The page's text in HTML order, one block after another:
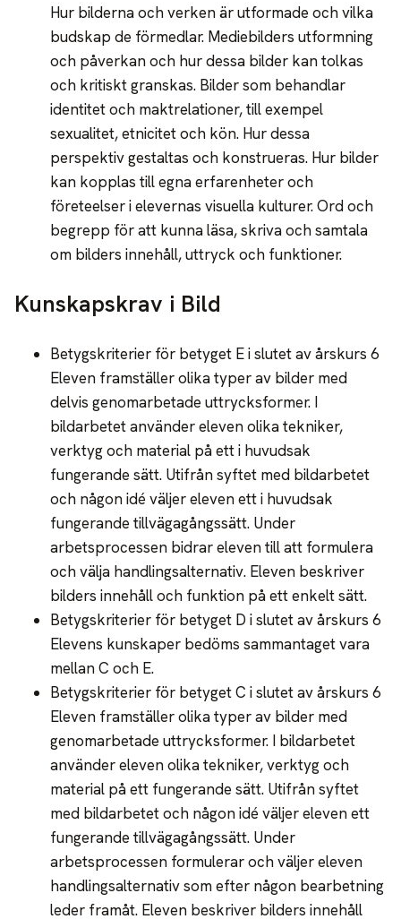
Hur bilderna och verken är utformade och vilka
budskap de förmedlar. Mediebilders utformning
och påverkan och hur dessa bilder kan tolkas
och kritiskt granskas. Bilder som behandlar
identitet och maktrelationer, till exempel
sexualitet, etnicitet och kön. Hur dessa
perspektiv gestaltas och konstrueras. Hur bilder
kan kopplas till egna erfarenheter och
företeelser i elevernas visuella kulturer. Ord och
begrepp för att kunna läsa, skriva och samtala
om bilders innehåll, uttryck och funktioner.
Kunskapskrav i Bild
Betygskriterier för betyget E i slutet av årskurs 6
Eleven framställer olika typer av bilder med
delvis genomarbetade uttrycksformer. I
bildarbetet använder eleven olika tekniker,
verktyg och material på ett i huvudsak
fungerande sätt. Utifrån syftet med bildarbetet
och någon idé väljer eleven ett i huvudsak
fungerande tillvägagångssätt. Under
arbetsprocessen bidrar eleven till att formulera
och välja handlingsalternativ. Eleven beskriver
bilders innehåll och funktion på ett enkelt sätt.
Betygskriterier för betyget D i slutet av årskurs 6
Elevens kunskaper bedöms sammantaget vara
mellan C och E.
Betygskriterier för betyget C i slutet av årskurs 6
Eleven framställer olika typer av bilder med
genomarbetade uttrycksformer. I bildarbetet
använder eleven olika tekniker, verktyg och
material på ett fungerande sätt. Utifrån syftet
med bildarbetet och någon idé väljer eleven ett
fungerande tillvägagångssätt. Under
arbetsprocessen formulerar och väljer eleven
handlingsalternativ som efter någon bearbetning
leder framåt. Eleven beskriver bilders innehåll